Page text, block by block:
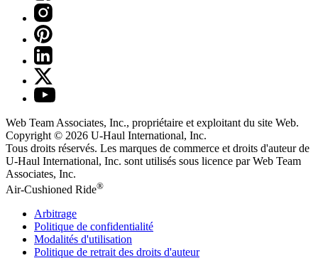
Web Team Associates, Inc., propriétaire et exploitant du site Web.
Copyright © 2026 U-Haul International, Inc.
Tous droits réservés. Les marques de commerce et droits d'auteur de
U-Haul International, Inc. sont utilisés sous licence par Web Team
Associates, Inc.
Air-Cushioned Ride®
Arbitrage
Politique de confidentialité
Modalités d'utilisation
Politique de retrait des droits d'auteur